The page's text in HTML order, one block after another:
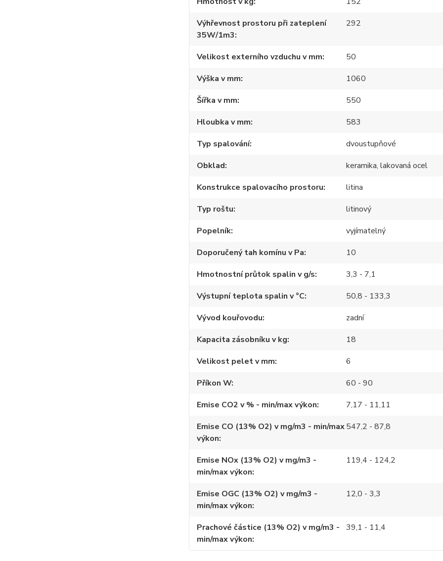
Výhřevnost prostoru při zateplení
35W/1m3
292
Velikost externího vzduchu v mm
50
Výška v mm
1060
Šířka v mm
550
Hloubka v mm
583
Typ spalování
dvoustupňové
Obklad
keramika, lakovaná ocel
Konstrukce spalovacího prostoru
litina
Typ roštu
litinový
Popelník
vyjímatelný
Doporučený tah komínu v Pa
10
Hmotnostní průtok spalin v g/s
3,3 - 7,1
Výstupní teplota spalin v °C
50,8 - 133,3
Vývod kouřovodu
zadní
Kapacita zásobníku v kg
18
Velikost pelet v mm
6
Příkon W
60 - 90
Emise CO2 v % - min/max výkon
7,17 - 11,11
Emise CO (13% O2) v mg/m3 - min/max
výkon
547,2 - 87,8
Emise NOx (13% O2) v mg/m3 -
min/max výkon
119,4 - 124,2
Emise OGC (13% O2) v mg/m3 -
min/max výkon
12,0 - 3,3
Prachové částice (13% O2) v mg/m3 -
min/max výkon
39,1 - 11,4